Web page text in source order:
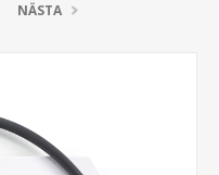
NÄSTA